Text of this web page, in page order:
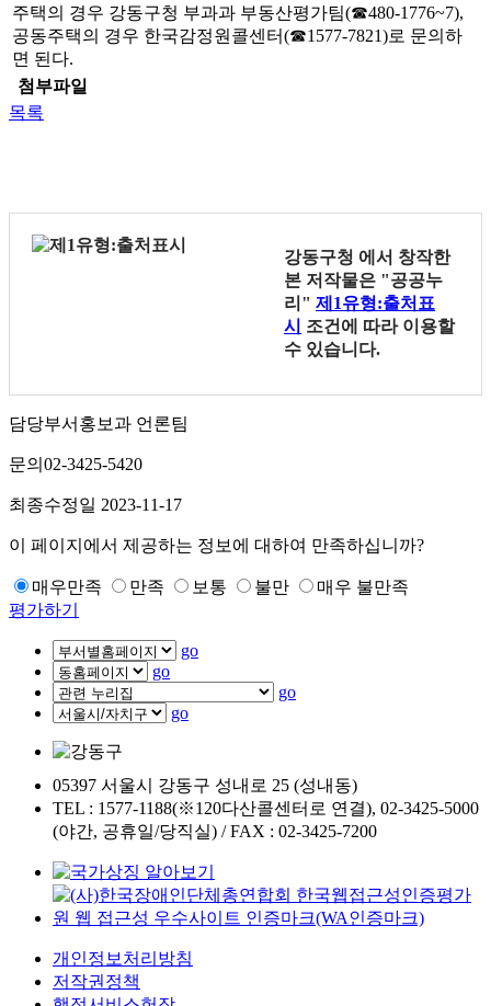
주택의 경우 강동구청 부과과 부동산평가팀(☎480-1776~7),
공동주택의 경우 한국감정원콜센터(☎1577-7821)로 문의하
면 된다.
첨부파일
목록
강동구청 에서 창작한
본 저작물은 "공공누
리" 제1유형:출처표
시
조건에 따라 이용할
수 있습니다.
담당부서 홍보과 언론팀
문의 02-3425-5420
최종수정일 2023-11-17
이 페이지에서 제공하는 정보에 대하여 만족하십니까?
매우만족 만족 보통 불만
매우 불만족
평가하기
go
go
go
go
05397 서울시 강동구 성내로 25 (성내동)
TEL : 1577-1188(※120다산콜센터로 연결), 02-3425-5000
(야간, 공휴일/당직실) / FAX : 02-3425-7200
개인정보처리방침
저작권정책